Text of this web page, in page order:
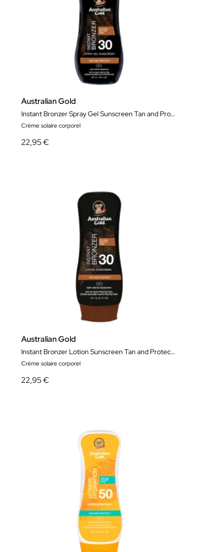
Australian Gold
Instant Bronzer Spray Gel Sunscreen Tan and Protect SPF
Crème solaire corporel
22,95 €
Australian Gold
Instant Bronzer Lotion Sunscreen Tan and Protect SPF
Crème solaire corporel
22,95 €